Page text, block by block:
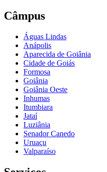
Câmpus
Águas Lindas
Anápolis
Aparecida de Goiânia
Cidade de Goiás
Formosa
Goiânia
Goiânia Oeste
Inhumas
Itumbiara
Jataí
Luziânia
Senador Canedo
Uruaçu
Valparaíso